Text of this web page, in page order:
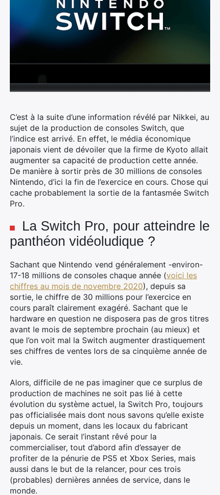
C’est à la suite d’une information révélé par Nikkei, au
sujet de la production de consoles Switch, que
l’indice est arrivé. En effet, le média économique
japonais vient de dévoiler que la firme de Kyoto allait
augmenter sa capacité de production cette année.
De manière à sortir près de 30 millions de consoles
Nintendo, d’ici la fin de l’exercice en cours. Chose qui
cache probablement la sortie de la fantasmée Switch
Pro.
La Switch Pro, pour atteindre le
panthéon vidéoludique ?
Sachant que Nintendo vend généralement -environ-
17-18 millions de consoles chaque année (voici les
chiffres au mois de novembre 2020), depuis sa
sortie, le chiffre de 30 millions pour l’exercice en
cours paraît clairement exagéré. Sachant que le
hardware en question ne disposera pas de gros titres
avant le mois de septembre prochain (au mieux) et
que l’on voit mal la Switch augmenter drastiquement
ses chiffres de ventes lors de sa cinquième année de
vie.
Alors, difficile de ne pas imaginer que ce surplus de
production de machines ne soit pas lié à cette
évolution du système actuel, la Switch Pro, toujours
pas officialisée mais dont nous savons qu’elle existe
depuis un moment, dans les locaux du fabricant
japonais. Ce serait l’instant rêvé pour la
commercialiser, tout d’abord afin d’essayer de
profiter de la pénurie de PS5 et Xbox Series, mais
aussi dans le but de la relancer, pour ces trois
(probables) dernières années de service, dans le
monde.